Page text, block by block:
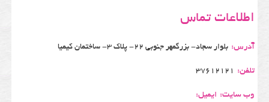
اطلاعات تماس
آدرس: بلوار سجاد- بزرگمهر جنوبی 22- پلاک 3- ساختمان کیمیا
تلفن: 37612121
وب سایت: ایمیل: